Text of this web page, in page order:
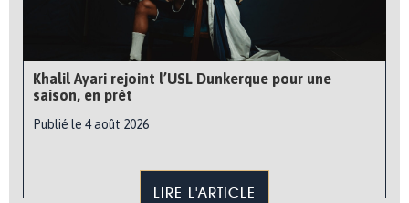
Khalil Ayari rejoint l’USL Dunkerque pour une
saison, en prêt
Publié le 4 août 2026
LIRE L'ARTICLE